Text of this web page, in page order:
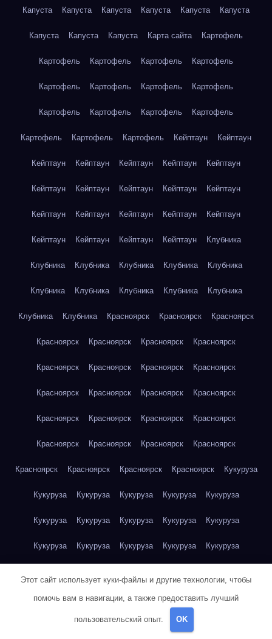
Капуста Капуста Капуста Капуста Капуста Капуста
Капуста Капуста Капуста Карта сайта Картофель
Картофель Картофель Картофель Картофель
Картофель Картофель Картофель Картофель
Картофель Картофель Картофель Картофель
Картофель Картофель Картофель Кейптаун Кейптаун
Кейптаун Кейптаун Кейптаун Кейптаун Кейптаун
Кейптаун Кейптаун Кейптаун Кейптаун Кейптаун
Кейптаун Кейптаун Кейптаун Кейптаун Кейптаун
Кейптаун Кейптаун Кейптаун Кейптаун Клубника
Клубника Клубника Клубника Клубника Клубника
Клубника Клубника Клубника Клубника Клубника
Клубника Клубника Красноярск Красноярск Красноярск
Красноярск Красноярск Красноярск Красноярск
Красноярск Красноярск Красноярск Красноярск
Красноярск Красноярск Красноярск Красноярск
Красноярск Красноярск Красноярск Красноярск
Красноярск Красноярск Красноярск Красноярск
Красноярск Красноярск Красноярск Красноярск Кукуруза
Кукуруза Кукуруза Кукуруза Кукуруза Кукуруза
Кукуруза Кукуруза Кукуруза Кукуруза Кукуруза
Кукуруза Кукуруза Кукуруза Кукуруза Кукуруза
Куриная грудка Куриная грудка Куриная грудка
Куриная грудка Куриная грудка Куриная грудка
Этот сайт использует куки-файлы и другие технологии, чтобы
помочь вам в навигации, а также предоставить лучший
пользовательский опыт. OK